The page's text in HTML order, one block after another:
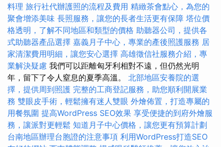
料理 旅行社代辦護照的流程及費用 精緻茶會點心，為您的
聚會增添美味 長照服務，讓您的長者生活更有保障 塔位價
格透明，了解不同地區和類型的價格 助聽器公司，提供各
式助聽器產品選擇 嘉義月子中心，專業的產後照護服務 居
家清潔費用明細，讓您安心選擇 高雄徵信社服務介紹，專
業解決疑慮 我們可以距離匈牙利相對不遠，但仍然光明
年，留下了令人窒息的夏季高溫。 北部地區安養院的選
擇，提供周到照護 完整的工商登記服務，助您順利開展業
務 雙眼皮手術，輕鬆擁有迷人雙眼 外燴佈置，打造專屬的
用餐氛圍 提高WordPress SEO效果 享受便捷的到府外燴服
務，讓派對更輕鬆 知道月子中心價格，讓您更有預算計劃
台南地區辦理台胞證的注意事項 利用WordPress打造SEO